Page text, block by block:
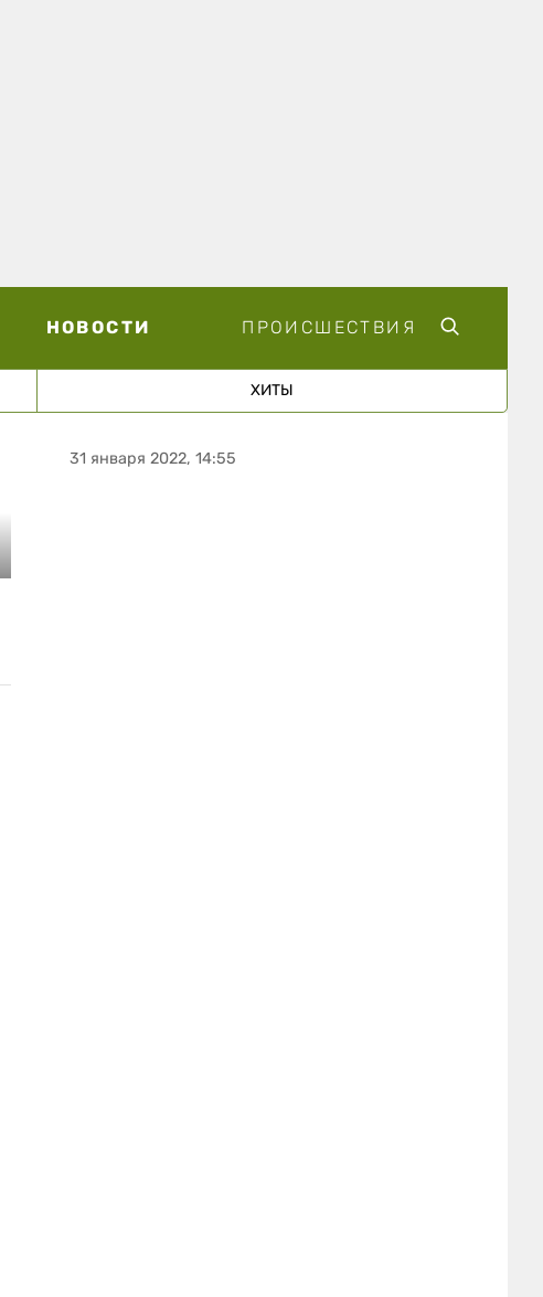
НОВОСТИ ПРОИСШЕСТВИЯ
ХИТЫ
31 января 2022, 14:55